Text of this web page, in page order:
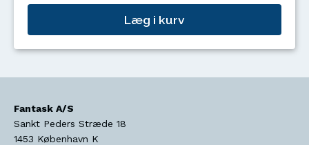
Læg i kurv
Fantask A/S
Sankt Peders Stræde 18
1453 København K